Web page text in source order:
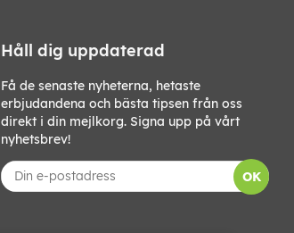
Håll dig uppdaterad
Få de senaste nyheterna, hetaste
erbjudandena och bästa tipsen från oss
direkt i din mejlkorg. Signa upp på vårt
nyhetsbrev!
OK